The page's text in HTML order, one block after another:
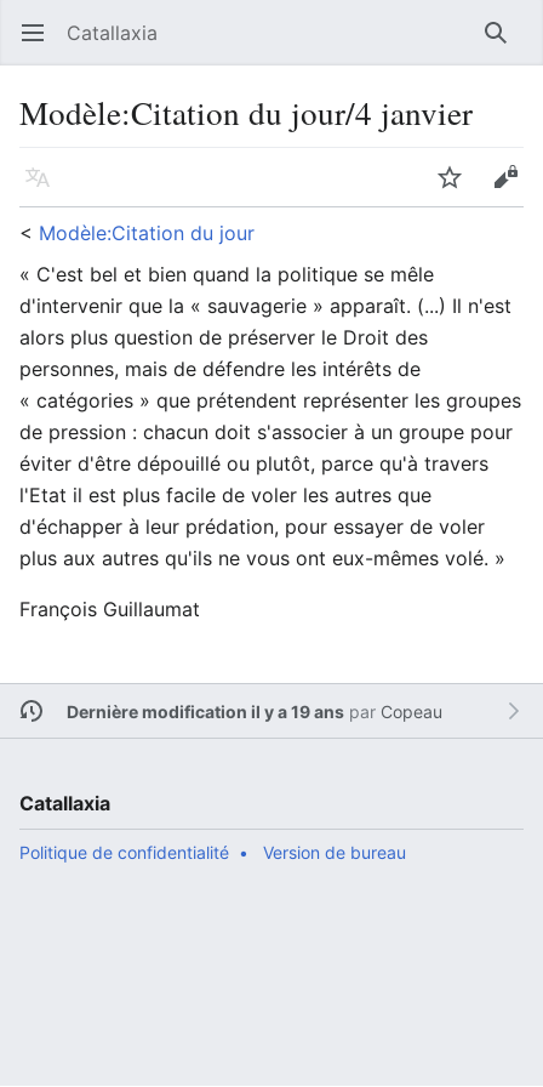
Ouvrir le menu principal Catallaxia
Modèle:Citation du jour/4 janvier
Langue Suivre
< Modèle:Citation du jour
« C'est bel et bien quand la politique se mêle
d'intervenir que la « sauvagerie » apparaît. (...) Il n'est
alors plus question de préserver le Droit des
personnes, mais de défendre les intérêts de
« catégories » que prétendent représenter les groupes
de pression : chacun doit s'associer à un groupe pour
éviter d'être dépouillé ou plutôt, parce qu'à travers
l'Etat il est plus facile de voler les autres que
d'échapper à leur prédation, pour essayer de voler
plus aux autres qu'ils ne vous ont eux-mêmes volé. »
François Guillaumat
Dernière modification il y a 19 anspar Copeau
Catallaxia
Politique de confidentialité Version de bureau